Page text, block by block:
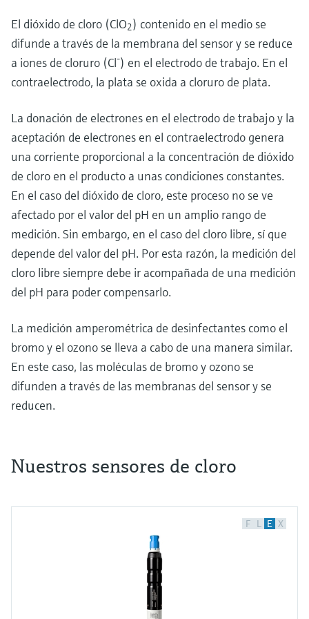
Visor de dispositivos
Encuentre información y documentación
específicas sobre los productos.
Buscador de repuestos
Encuentre repuestos por raíz del producto,
código de pedido o número de serie
Medición de nivel por barrera de
microondas
Ver todos
Medición mediante transmisión de
microondas
Memosens technology
Ver todos
la transparencia de los procesos
para una toma de decisiones más
sólida y fundamentada
El dióxido de cloro (ClO2) contenido en el medio se
difunde a través de la membrana del sensor y se reduce
a iones de cloruro (Cl-) en el electrodo de trabajo. En el
contraelectrodo, la plata se oxida a cloruro de plata.
La donación de electrones en el electrodo de trabajo y la
aceptación de electrones en el contraelectrodo genera
una corriente proporcional a la concentración de dióxido
de cloro en el producto a unas condiciones constantes.
En el caso del dióxido de cloro, este proceso no se ve
afectado por el valor del pH en un amplio rango de
medición. Sin embargo, en el caso del cloro libre, sí que
depende del valor del pH. Por esta razón, la medición del
cloro libre siempre debe ir acompañada de una medición
del pH para poder compensarlo.
La medición amperométrica de desinfectantes como el
bromo y el ozono se lleva a cabo de una manera similar.
En este caso, las moléculas de bromo y ozono se
difunden a través de las membranas del sensor y se
reducen.
Muchos líquidos son esenciales en nuestra vida
Algunos de ellos, son, por ejemplo, el agua, las
bebidas, los productos lácteos, los productos
químicos, los ácidos y bases o los productos
Nuestros sensores de cloro
F L E X